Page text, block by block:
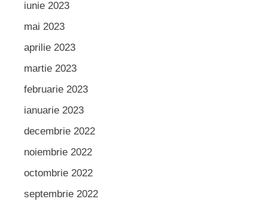
iunie 2023
mai 2023
aprilie 2023
martie 2023
februarie 2023
ianuarie 2023
decembrie 2022
noiembrie 2022
octombrie 2022
septembrie 2022